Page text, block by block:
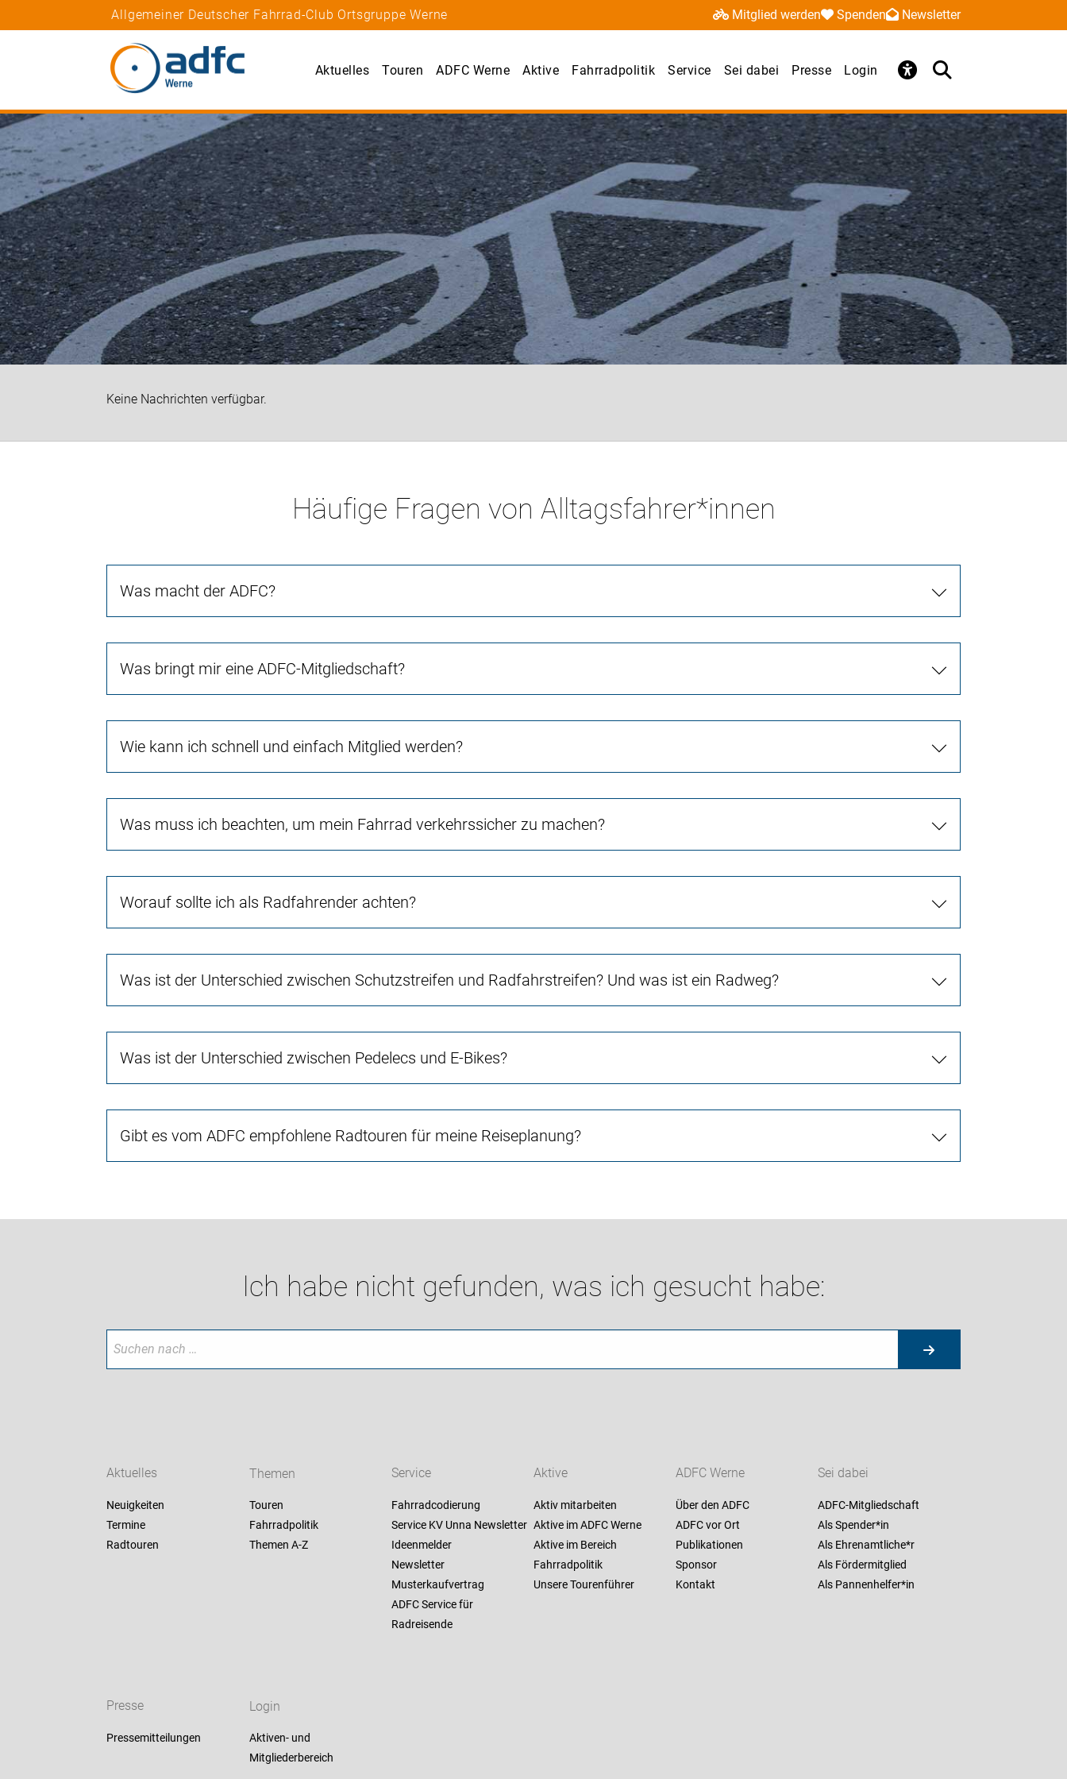
Allgemeiner Deutscher Fahrrad-Club Ortsgruppe Werne Mitglied werden Spenden Newsletter
Aktuelles Touren ADFC Werne Aktive Fahrradpolitik Service Sei dabei Presse Login
Keine Nachrichten verfügbar.
Häufige Fragen von Alltagsfahrer*innen
Was macht der ADFC?
Was bringt mir eine ADFC-Mitgliedschaft?
Wie kann ich schnell und einfach Mitglied werden?
Was muss ich beachten, um mein Fahrrad verkehrssicher zu machen?
Worauf sollte ich als Radfahrender achten?
Was ist der Unterschied zwischen Schutzstreifen und Radfahrstreifen? Und was ist ein Radweg?
Was ist der Unterschied zwischen Pedelecs und E-Bikes?
Gibt es vom ADFC empfohlene Radtouren für meine Reiseplanung?
Ich habe nicht gefunden, was ich gesucht habe:
Aktuelles
Neuigkeiten
Termine
Radtouren
Themen
Touren
Fahrradpolitik
Themen A-Z
Service
Fahrradcodierung
Service KV Unna Newsletter
Ideenmelder
Newsletter
Musterkaufvertrag
ADFC Service für
Radreisende
Aktive
Aktiv mitarbeiten
Aktive im ADFC Werne
Aktive im Bereich
Fahrradpolitik
Unsere Tourenführer
ADFC Werne
Über den ADFC
ADFC vor Ort
Publikationen
Sponsor
Kontakt
Sei dabei
ADFC-Mitgliedschaft
Als Spender*in
Als Ehrenamtliche*r
Als Fördermitglied
Als Pannenhelfer*in
Presse
Pressemitteilungen
Login
Aktiven- und
Mitgliederbereich